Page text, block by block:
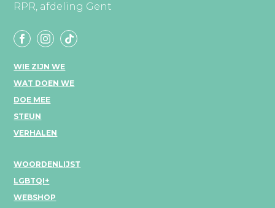
RPR, afdeling Gent
WIE ZIJN WE
WAT DOEN WE
DOE MEE
STEUN
VERHALEN
WOORDENLIJST
LGBTQI+
WEBSHOP